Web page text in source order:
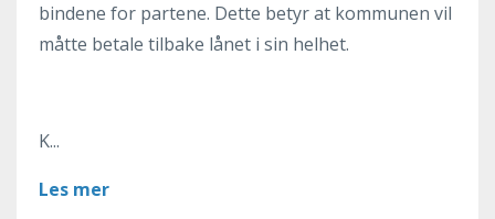
bindene for partene. Dette betyr at kommunen vil
måtte betale tilbake lånet i sin helhet.
K...
Les mer